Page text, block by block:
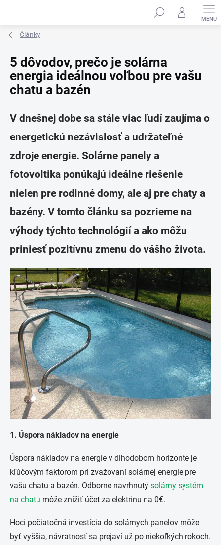
Články
5 dôvodov, prečo je solárna
energia ideálnou voľbou pre vašu
chatu a bazén
V dnešnej dobe sa stále viac ľudí zaujíma o
energetickú nezávislosť a udržateľné
zdroje energie. Solárne panely a
fotovoltika ponúkajú ideálne riešenie
nielen pre rodinné domy, ale aj pre chaty a
bazény. V tomto článku sa pozrieme na
výhody týchto technológií a ako môžu
priniesť pozitívnu zmenu do vášho života.
1. Úspora nákladov na energie
Úspora nákladov na energie v dlhodobom horizonte je
kľúčovým faktorom pri zvažovaní solárnej energie pre
vašu chatu a bazén. Odborne navrhnutý solárny systém
na chatu môže znížiť účet za elektrinu na 0€.
Hoci počiatočná investícia do solárnych panelov môže
byť vyššia, návratnosť sa prejaví už po niekoľkých rokoch.